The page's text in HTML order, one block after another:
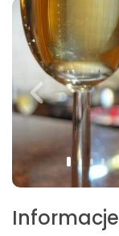
Informacje